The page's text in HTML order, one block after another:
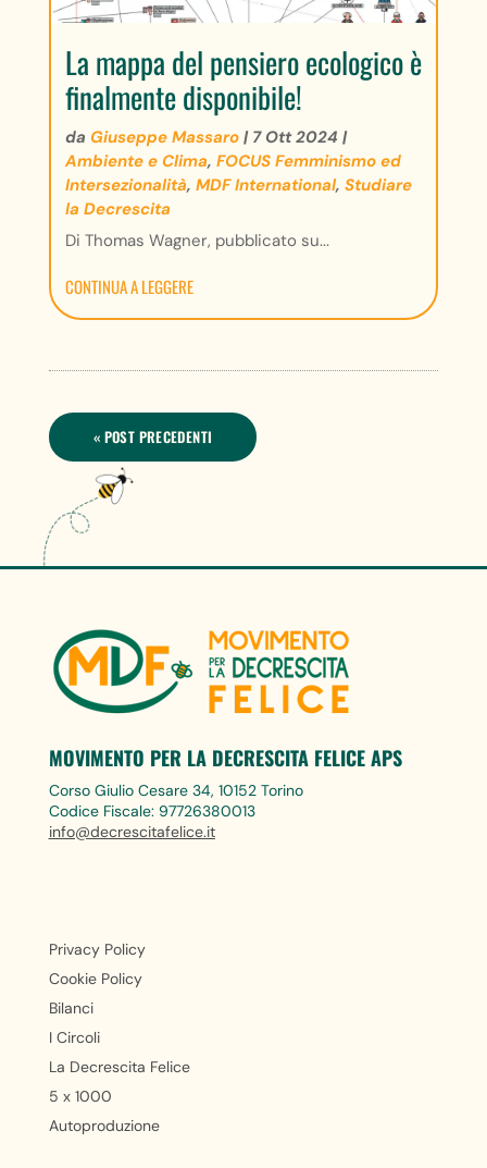
La mappa del pensiero ecologico è
finalmente disponibile!
da Giuseppe Massaro| 7 Ott 2024 |
Ambiente e Clima, FOCUS Femminismo ed
Intersezionalità, MDF International, Studiare
la Decrescita
Di Thomas Wagner, pubblicato su...
CONTINUA A LEGGERE
« POST PRECEDENTI
MOVIMENTO PER LA DECRESCITA FELICE APS
Corso Giulio Cesare 34, 10152 Torino
Codice Fiscale: 97726380013
info@decrescitafelice.it
Privacy Policy
Cookie Policy
Bilanci
I Circoli
La Decrescita Felice
5 x 1000
Autoproduzione